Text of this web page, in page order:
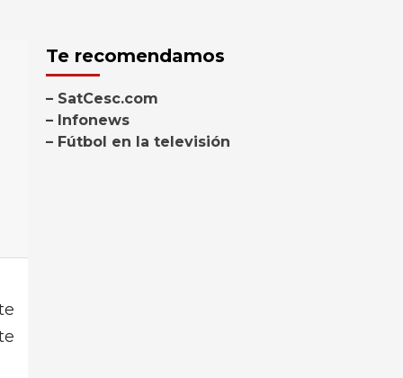
Te recomendamos
– SatCesc.com
– Infonews
– Fútbol en la televisión